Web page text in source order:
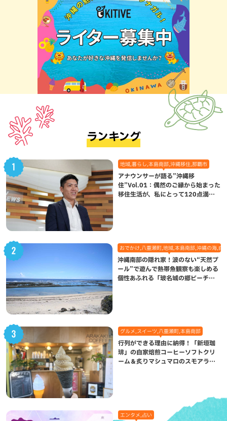
ランキング
地域,暮らし,本島南部,沖縄移住,那覇市
アナウンサーが語る”沖縄移
住”Vol.01：偶然のご縁から始まった
移住生活が、私にとって120点満点
おでかけ,八重瀬町,地域,本島南部,沖縄の海,自
沖縄南部の隠れ家！波のない“天然プ
ール”で遊んで熱帯魚観察も楽しめる
個性あふれる「玻名城の郷ビーチ」
グルメ,スイーツ,八重瀬町,本島南部
行列ができる理由に納得！「新垣珈
琲」の自家焙煎コーヒーソフトクリ
ーム＆炙りマシュマロのスモアラテ
エンタメ,占い